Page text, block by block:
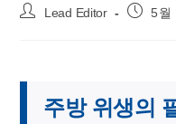
Post
Lead Editor
Post 5월
주방 위생의